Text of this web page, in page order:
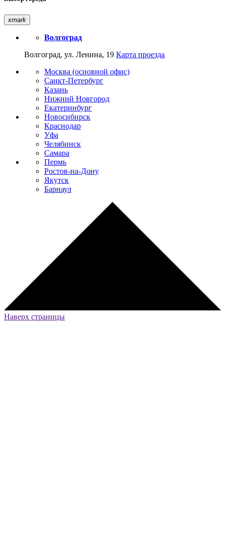
xmark
Волгоград
Волгоград, ул. Ленина, 19 Карта проезда
Москва (основной офис)
Санкт-Петербург
Казань
Нижний Новгород
Екатеринбург
Новосибирск
Краснодар
Уфа
Челябинск
Самара
Пермь
Ростов-на-Дону
Якутск
Барнаул
Наверх страницы